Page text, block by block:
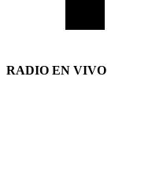
RADIO EN VIVO